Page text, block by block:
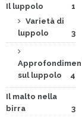
Il luppolo
1
Varietà di
luppolo
3
sul luppolo
4
Il malto nella
birra
3